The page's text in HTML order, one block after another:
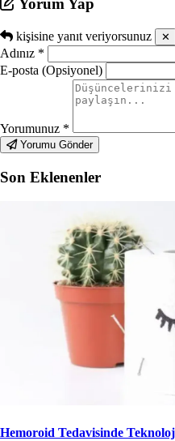
Yorum Yap
kişisine yanıt veriyorsunuz ✕
Adınız *
E-posta (Opsiyonel)
Yorumunuz *
Yorumu Gönder
Son Eklenenler
Hemoroid Tedavisinde